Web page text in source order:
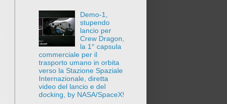
Demo-1,
stupendo
lancio per
Crew Dragon,
la 1° capsula
commerciale per il
trasporto umano in orbita
verso la Stazione Spaziale
Internazionale, diretta
video del lancio e del
docking, by NASA/SpaceX!